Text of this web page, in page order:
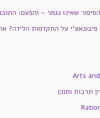
הסיפור שאינו נגמר – והפעם:
פיבונאצ'י על התקדמות הלידה?
Arts